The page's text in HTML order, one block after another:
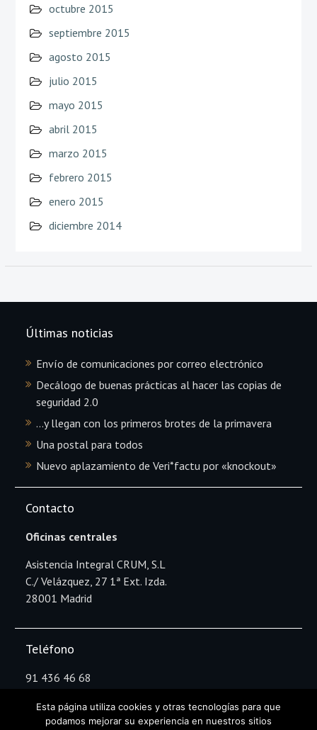
octubre 2015
septiembre 2015
agosto 2015
julio 2015
mayo 2015
abril 2015
marzo 2015
febrero 2015
enero 2015
diciembre 2014
Últimas noticias
Envío de comunicaciones por correo electrónico
Decálogo de buenas prácticas al hacer las copias de
seguridad 2.0
…y llegan con los primeros brotes de la primavera
Una postal para todos
Nuevo aplazamiento de Veri*factu por «knockout»
Contacto
Oficinas centrales
Asistencia Integral CRUM, S.L
C./ Velázquez, 27 1ª Ext. Izda.
28001 Madrid
Teléfono
91 436 46 68
Esta página utiliza cookies y otras tecnologías para que
podamos mejorar su experiencia en nuestros sitios